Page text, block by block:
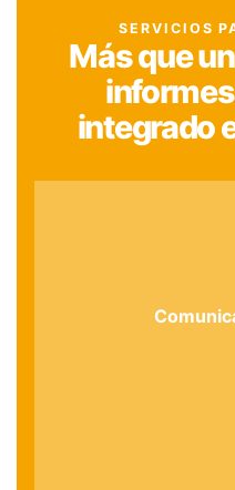
SERVICIOS
Más que
integrado